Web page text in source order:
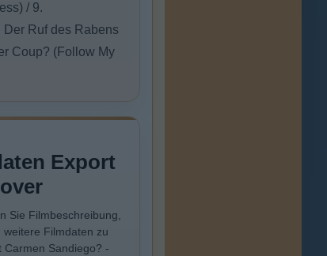
/ 9.
Der Ruf des Rabens
Coup? (Follow My
Export
Sie Filmbeschreibung,
weitere Filmdaten zu
Carmen Sandiego? -